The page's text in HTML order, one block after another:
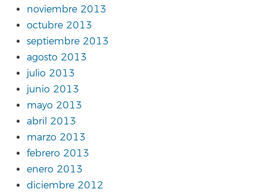
noviembre 2013
octubre 2013
septiembre 2013
agosto 2013
julio 2013
junio 2013
mayo 2013
abril 2013
marzo 2013
febrero 2013
enero 2013
diciembre 2012